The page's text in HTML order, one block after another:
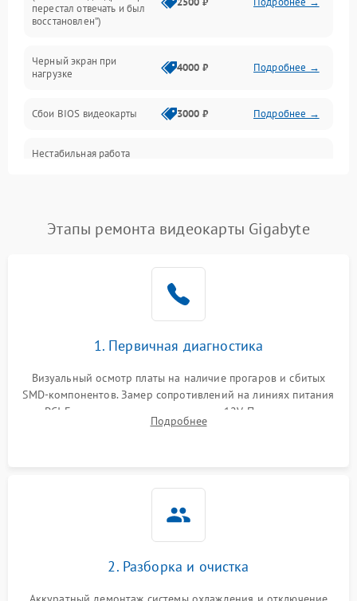
Электропитание
ПО
Электронные компоненты
Общие поломки
Механические повреждения
перестал отвечать и был
восстановлен”)
Черный экран при
нагрузке
4000 ₽ Подробнее →
Сбои BIOS видеокарты 3000 ₽ Подробнее →
Нестабильная работа
Этапы ремонта видеокарты Gigabyte
1. Первичная диагностика
Визуальный осмотр платы на наличие прогаров и сбитых
SMD-компонентов. Замер сопротивлений на линиях питания
PCI-E и дополнительных разъемах 12V. Проверка на
короткое замыкание основных дросселей питания GPU и
Подробнее
2. Разборка и очистка